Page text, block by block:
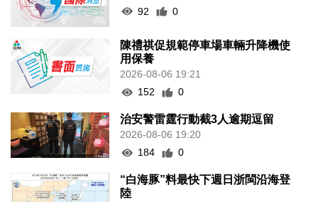
92
0
陳禮祺促規範停車場車輛升降機使
用保養
2026-08-06 19:21
152
0
治安警雷霆行動截3人逾期逗留
2026-08-06 19:20
184
0
“白海豚”料最快下週日浙閩沿海登
陸